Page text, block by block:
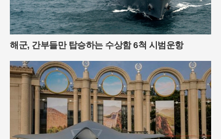
해군, 간부들만 탑승하는 수상함 6척 시범운항